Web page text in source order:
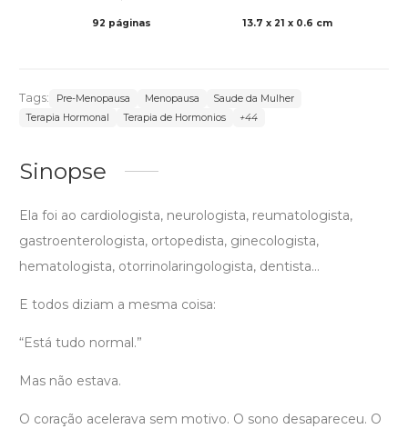
92 páginas 13.7 x 21 x 0.6 cm
Tags: Pre-Menopausa Menopausa
Saude da Mulher
Terapia Hormonal
Terapia de Hormonios +44
Sinopse
Ela foi ao cardiologista, neurologista, reumatologista,
gastroenterologista, ortopedista, ginecologista,
hematologista, otorrinolaringologista, dentista…
E todos diziam a mesma coisa:
“Está tudo normal.”
Mas não estava.
O coração acelerava sem motivo. O sono desapareceu. O